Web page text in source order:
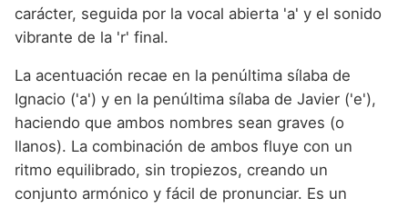
carácter, seguida por la vocal abierta 'a' y el sonido
vibrante de la 'r' final.
La acentuación recae en la penúltima sílaba de
Ignacio ('a') y en la penúltima sílaba de Javier ('e'),
haciendo que ambos nombres sean graves (o
llanos). La combinación de ambos fluye con un
ritmo equilibrado, sin tropiezos, creando un
conjunto armónico y fácil de pronunciar. Es un